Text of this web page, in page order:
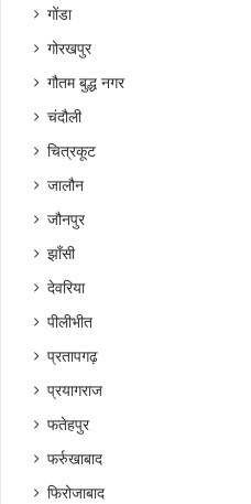
गोंडा
गोरखपुर
गौतम बुद्ध नगर
चंदौली
चित्रकूट
जालौन
जौनपुर
झाँसी
देवरिया
पीलीभीत
प्रतापगढ़
प्रयागराज
फतेहपुर
फर्रुखाबाद
फिरोजाबाद